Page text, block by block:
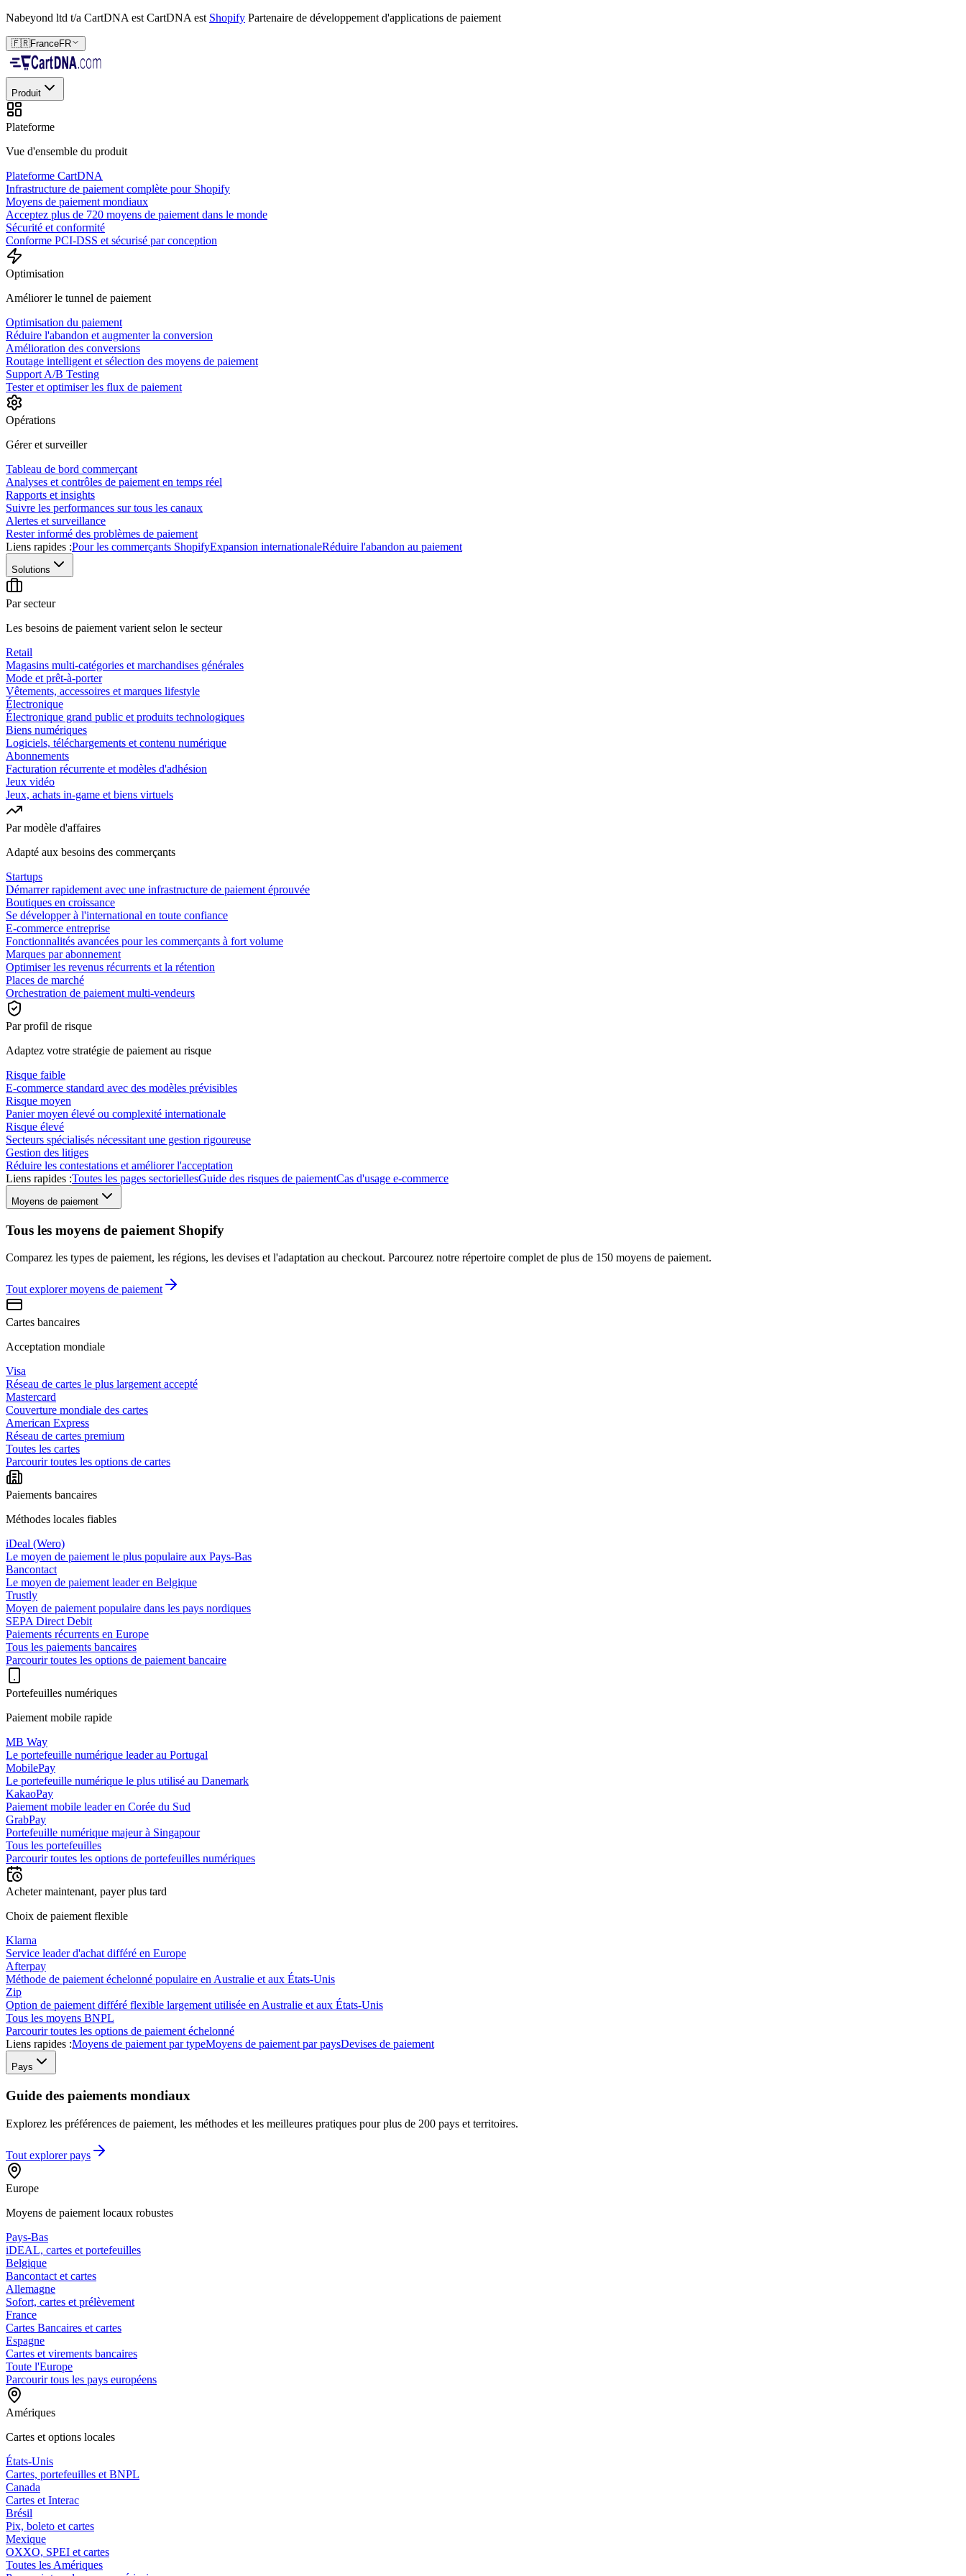
Nabeyond ltd t/a CartDNA est CartDNA est Shopify Partenaire de développement d'applications de paiement
🇫🇷FranceFR
Produit
Plateforme
Vue d'ensemble du produit
Plateforme CartDNA
Infrastructure de paiement complète pour Shopify
Moyens de paiement mondiaux
Acceptez plus de 720 moyens de paiement dans le monde
Sécurité et conformité
Conforme PCI-DSS et sécurisé par conception
Optimisation
Améliorer le tunnel de paiement
Optimisation du paiement
Réduire l'abandon et augmenter la conversion
Amélioration des conversions
Routage intelligent et sélection des moyens de paiement
Support A/B Testing
Tester et optimiser les flux de paiement
Opérations
Gérer et surveiller
Tableau de bord commerçant
Analyses et contrôles de paiement en temps réel
Rapports et insights
Suivre les performances sur tous les canaux
Alertes et surveillance
Rester informé des problèmes de paiement
Liens rapides :Pour les commerçants ShopifyExpansion internationaleRéduire l'abandon au paiement
Solutions
Par secteur
Les besoins de paiement varient selon le secteur
Retail
Magasins multi-catégories et marchandises générales
Mode et prêt-à-porter
Vêtements, accessoires et marques lifestyle
Électronique
Électronique grand public et produits technologiques
Biens numériques
Logiciels, téléchargements et contenu numérique
Abonnements
Facturation récurrente et modèles d'adhésion
Jeux vidéo
Jeux, achats in-game et biens virtuels
Par modèle d'affaires
Adapté aux besoins des commerçants
Startups
Démarrer rapidement avec une infrastructure de paiement éprouvée
Boutiques en croissance
Se développer à l'international en toute confiance
E-commerce entreprise
Fonctionnalités avancées pour les commerçants à fort volume
Marques par abonnement
Optimiser les revenus récurrents et la rétention
Places de marché
Orchestration de paiement multi-vendeurs
Par profil de risque
Adaptez votre stratégie de paiement au risque
Risque faible
E-commerce standard avec des modèles prévisibles
Risque moyen
Panier moyen élevé ou complexité internationale
Risque élevé
Secteurs spécialisés nécessitant une gestion rigoureuse
Gestion des litiges
Réduire les contestations et améliorer l'acceptation
Liens rapides :Toutes les pages sectoriellesGuide des risques de paiementCas d'usage e-commerce
Moyens de paiement
Tous les moyens de paiement Shopify
Comparez les types de paiement, les régions, les devises et l'adaptation au checkout. Parcourez notre répertoire complet de plus de 150 moyens de paiement.
Tout explorer moyens de paiement
Cartes bancaires
Acceptation mondiale
Visa
Réseau de cartes le plus largement accepté
Mastercard
Couverture mondiale des cartes
American Express
Réseau de cartes premium
Toutes les cartes
Parcourir toutes les options de cartes
Paiements bancaires
Méthodes locales fiables
iDeal (Wero)
Le moyen de paiement le plus populaire aux Pays-Bas
Bancontact
Le moyen de paiement leader en Belgique
Trustly
Moyen de paiement populaire dans les pays nordiques
SEPA Direct Debit
Paiements récurrents en Europe
Tous les paiements bancaires
Parcourir toutes les options de paiement bancaire
Portefeuilles numériques
Paiement mobile rapide
MB Way
Le portefeuille numérique leader au Portugal
MobilePay
Le portefeuille numérique le plus utilisé au Danemark
KakaoPay
Paiement mobile leader en Corée du Sud
GrabPay
Portefeuille numérique majeur à Singapour
Tous les portefeuilles
Parcourir toutes les options de portefeuilles numériques
Acheter maintenant, payer plus tard
Choix de paiement flexible
Klarna
Service leader d'achat différé en Europe
Afterpay
Méthode de paiement échelonné populaire en Australie et aux États-Unis
Zip
Option de paiement différé flexible largement utilisée en Australie et aux États-Unis
Tous les moyens BNPL
Parcourir toutes les options de paiement échelonné
Liens rapides :Moyens de paiement par typeMoyens de paiement par paysDevises de paiement
Pays
Guide des paiements mondiaux
Explorez les préférences de paiement, les méthodes et les meilleures pratiques pour plus de 200 pays et territoires.
Tout explorer pays
Europe
Moyens de paiement locaux robustes
Pays-Bas
iDEAL, cartes et portefeuilles
Belgique
Bancontact et cartes
Allemagne
Sofort, cartes et prélèvement
France
Cartes Bancaires et cartes
Espagne
Cartes et virements bancaires
Toute l'Europe
Parcourir tous les pays européens
Amériques
Cartes et options locales
États-Unis
Cartes, portefeuilles et BNPL
Canada
Cartes et Interac
Brésil
Pix, boleto et cartes
Mexique
OXXO, SPEI et cartes
Toutes les Amériques